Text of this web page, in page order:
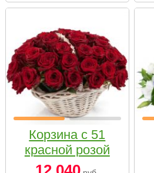
Корзина с 51
красной розой